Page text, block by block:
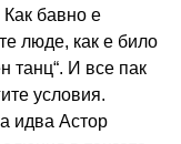
бавно е
люде, как е било
танц“. И все пак
условия.
идва Астор